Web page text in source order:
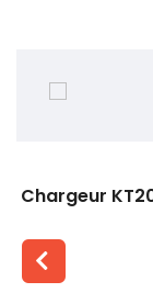
Chargeur